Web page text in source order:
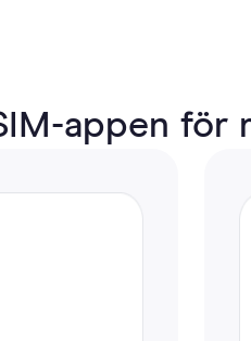
appen för